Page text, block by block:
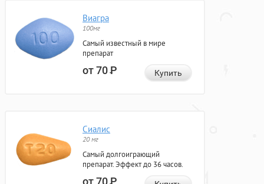
Виагра
100мг
Самый известный в мире
препарат
от 70Р Купить
Сиалис
20 мг
Самый долгоиграющий
препарат. Эффект до 36 часов.